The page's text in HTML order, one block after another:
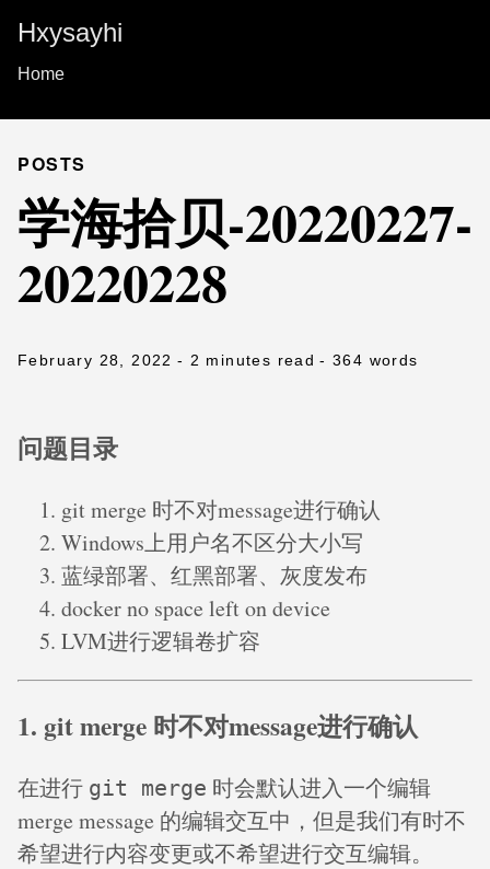
Hxysayhi
Home
POSTS
学海拾贝-20220227-
20220228
February 28, 2022 - 2 minutes read - 364 words
问题目录
git merge 时不对message进行确认
Windows上用户名不区分大小写
蓝绿部署、红黑部署、灰度发布
docker no space left on device
LVM进行逻辑卷扩容
1. git merge 时不对message进行确认
在进行 git merge 时会默认进入一个编辑
merge message 的编辑交互中，但是我们有时不
希望进行内容变更或不希望进行交互编辑。